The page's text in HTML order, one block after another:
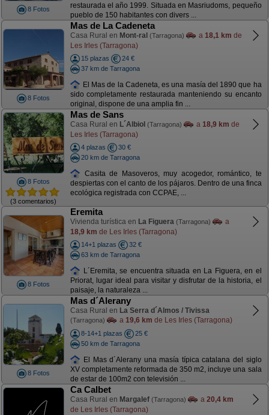
8 Fotos
restaurada el año 1999. Situada en Masriudoms, pequeño
pueblo de 150 habitantes con divers ...
8 Fotos
Mas de La Cadeneta
Casa Rural en Mont-ral (Tarragona) a 18,1 km de
Les Irles (Tarragona)
15 plazas
24 €
37 km de Tarragona
El Mas de la Cadeneta, es una masía del 1890 que ha
sido completamente restaurada manteniendo su encanto
original, dispone de una amplia fin ...
8 Fotos
(3 comentarios)
Mas de Sans
Casa Rural en L´Albiol (Tarragona) a 18,9 km de
Les Irles (Tarragona)
4 plazas
30 €
20 km de Tarragona
Casita de Masoveros, muy acogedor, romántico, te
despiertas con el canto de los pájaros. Dentro de una finca
ecológica registrada con CCPAE, ...
8 Fotos
Eremita
Vivienda turística en La Figuera (Tarragona)
a
18,9 km de Les Irles (Tarragona)
14+1 plazas
32 €
63 km de Tarragona
L´Eremita, se encuentra situada en La Figuera, en el
Priorat, lugar ideal para visitar y disfrutar de la historia, el
paisaje, la naturaleza ...
8 Fotos
Mas d´Alerany
Casa Rural en La Serra d´Almos / Tivissa
(Tarragona) a 19,6 km de Les Irles (Tarragona)
8-14+1 plazas
25 €
50 km de Tarragona
El Mas d´Alerany una masía típica catalana del siglo
XV completamente reformada de 350 m2, incluye una sala
de estar de 100m2 con televisión ...
Ca Calbet
Casa Rural en Margalef (Tarragona) a 20,4 km
de Les Irles (Tarragona)